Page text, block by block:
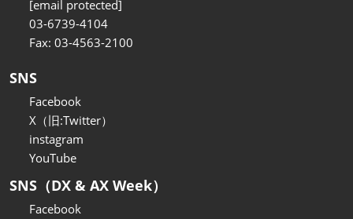
[email protected]
03-6739-4104
Fax: 03-4563-2100
SNS
Facebook
X（旧:Twitter）
instagram
YouTube
SNS（DX & AX Week）
Facebook